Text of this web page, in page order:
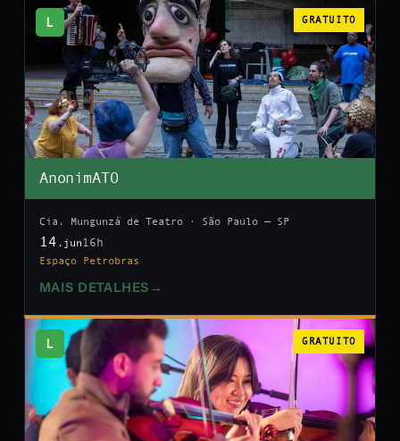
L GRATUITO
AnonimATO
Cia. Mungunzá de Teatro · São Paulo — SP
14 .jun 16h
Espaço Petrobras
MAIS DETALHES →
L GRATUITO